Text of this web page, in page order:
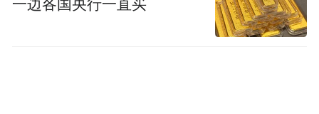
联网浪潮中，不断突破自我，寻求新技术、
一边各国央行一直买